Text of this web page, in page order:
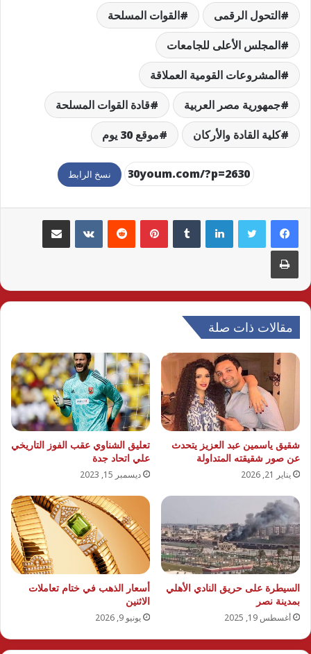
التحول الرقمى
القوات المسلحة
المجلس الأعلى للجامعات
المشروعات القومية العملاقة
جمهورية مصر العربية
قادة القوات المسلحة
كلية القادة والأركان
موقع 30 يوم
نسخ الرابط
لينكدإن بينتيريست مشاركة عبر البريد
طباعة
مقالات ذات صلة
شقيق ياسمين عبد العزيز يتحدث
عن صور شقيقته المتداولة
يناير 21, 2026
تعليق الشناوي عقب الفوز التاريخي
علي اتحاد جدة
ديسمبر 15, 2023
السيطرة على حريق النادي الأهلي
بمدينة نصر
أغسطس 19, 2025
أسعار الذهب في ختام تعاملات
الاثنين
يونيو 9, 2026